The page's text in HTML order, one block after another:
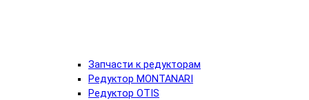
Запчасти к редукторам
Редуктор MONTANARI
Редуктор OTIS